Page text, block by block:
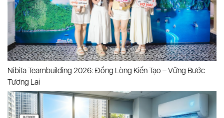
Nibifa Teambuilding 2026: Đồng Lòng Kiến Tạo – Vững Bước
Tương Lai